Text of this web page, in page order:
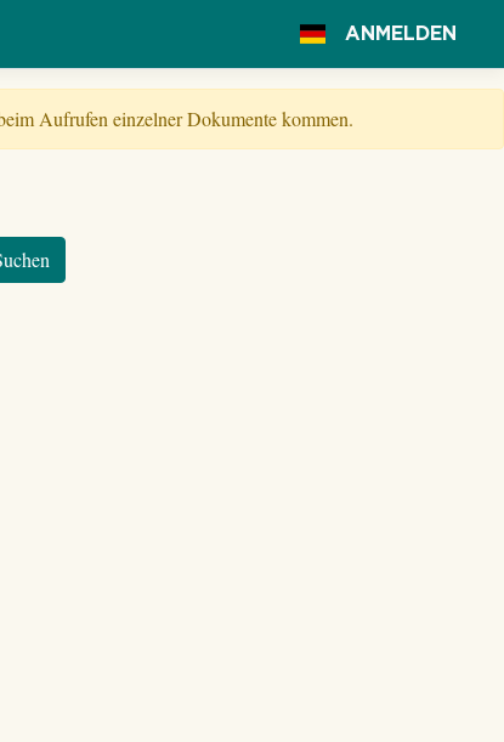
ANMELDEN
Aufrufen einzelner Dokumente kommen.